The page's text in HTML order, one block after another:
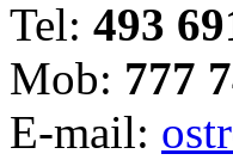
Tel: 493
Mob: 777
E-mail: